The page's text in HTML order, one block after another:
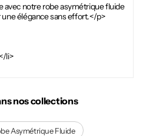
avec notre robe asymétrique fluide
élégance sans effort.</p>
li>
nos collections
Asymétrique Fluide